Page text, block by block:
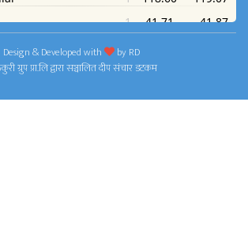
Design & Developed with byRD
ग्रुप प्रा.लि द्वारा सञ्चालित दीप संचार डटकम